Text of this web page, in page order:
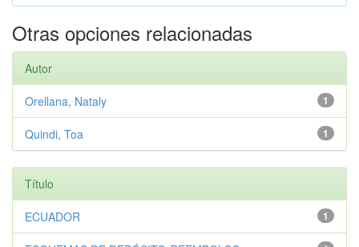
Otras opciones relacionadas
Autor
1
Orellana, Nataly
1
Quindi, Toa
Título
1
ECUADOR